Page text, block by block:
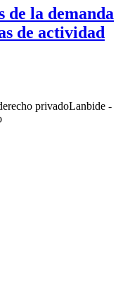
de la demanda
de actividad
privadoLanbide -